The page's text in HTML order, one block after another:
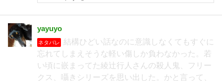
yayuyo
ネタバレ
結構ひどい話なのに意識しなくてもすぐに
忘れてしまえそうな軽い傷しか負わなかった。若
い頃に嵌まってた綾辻行人さんの殺人鬼、フリー
クス、囁きシリーズを思い出した。かと言って、